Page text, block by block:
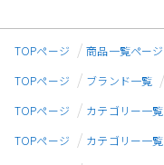
TOPページ 商品一覧ページ
TOPページ
ブランド一覧
TOPページ
カテゴリー一覧
TOPページ
カテゴリー一覧